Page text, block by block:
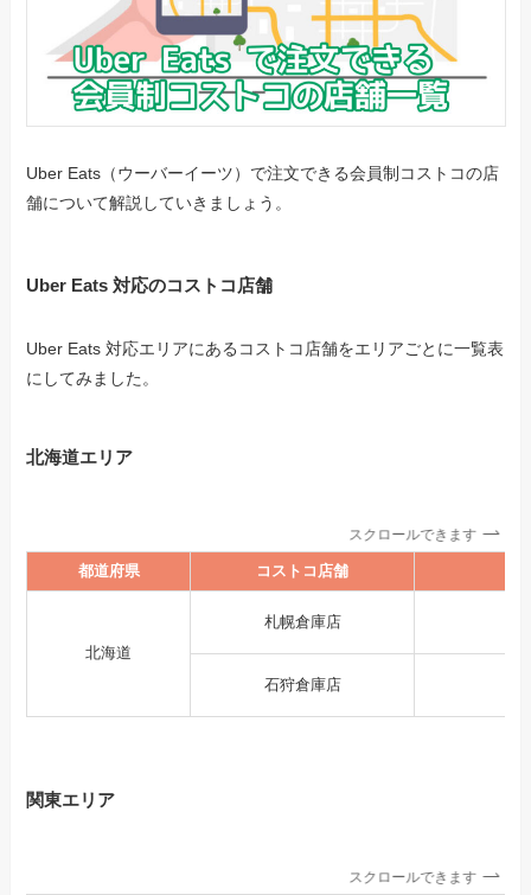
Uber Eats（ウーバーイーツ）で注文できる会員制コストコの店
舗について解説していきましょう。
Uber Eats 対応のコストコ店舗
Uber Eats 対応エリアにあるコストコ店舗をエリアごとに一覧表
にしてみました。
北海道エリア
スクロールできます
都道府県 コストコ店舗
北海道
札幌倉庫店
石狩倉庫店
関東エリア
スクロールできます